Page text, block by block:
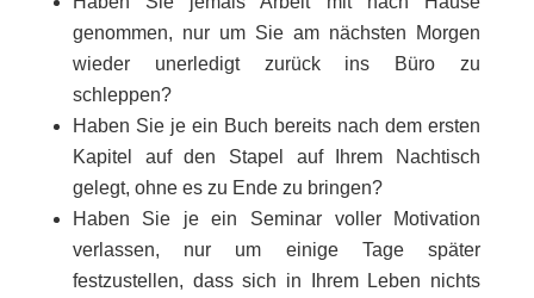
genommen, nur um Sie am nächsten Morgen
wieder unerledigt zurück ins Büro zu
schleppen?
Haben Sie je ein Buch bereits nach dem ersten
Kapitel auf den Stapel auf Ihrem Nachtisch
gelegt, ohne es zu Ende zu bringen?
Haben Sie je ein Seminar voller Motivation
verlassen, nur um einige Tage später
festzustellen, dass sich in Ihrem Leben nichts